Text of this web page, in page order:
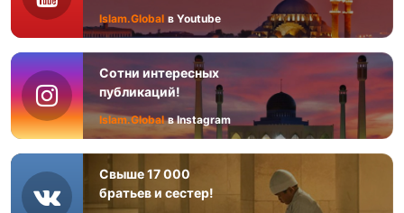
Islam.Global в Youtube
Сотни интересных
публикаций!
Islam.Global в Instagram
Свыше 17 000
братьев и сестер!